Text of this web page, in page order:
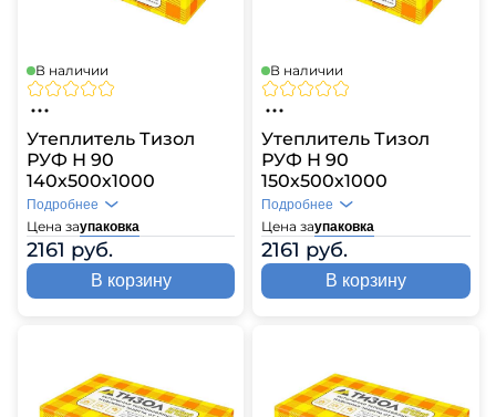
В наличии
Утеплитель Тизол
РУФ Н 90
140х500х1000
Цена заупаковка
2161 руб.
Подробнее
В корзину
В наличии
Утеплитель Тизол
РУФ Н 90
150х500х1000
Цена заупаковка
2161 руб.
Подробнее
В корзину